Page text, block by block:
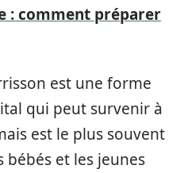
: comment préparer
est une forme
qui peut survenir à
est le plus souvent
bébés et les jeunes